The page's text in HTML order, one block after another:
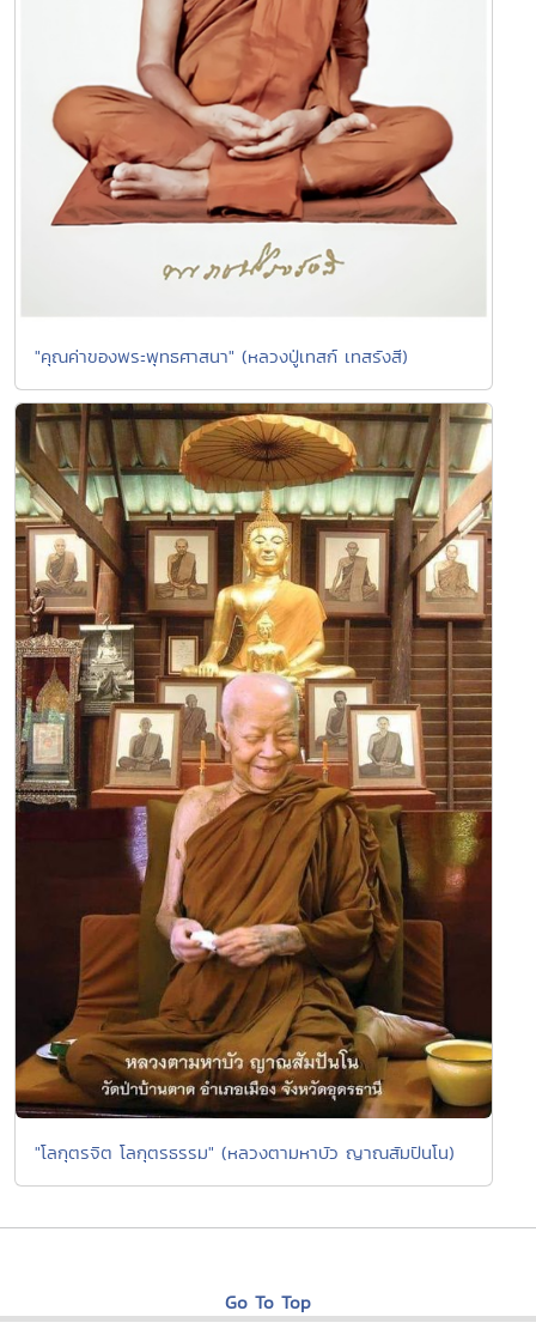
"คุณค่าของพระพุทธศาสนา" (หลวงปู่เทสก์ เทสรังสี)
"โลกุตรจิต โลกุตรธรรม" (หลวงตามหาบัว ญาณสัมปันโน)
Go To Top